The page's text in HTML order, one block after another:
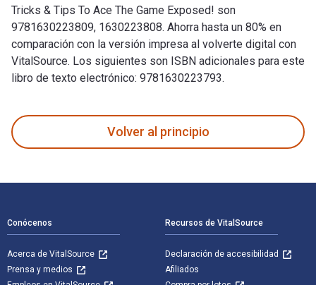
Tricks & Tips To Ace The Game Exposed! son
9781630223809, 1630223808. Ahorra hasta un 80% en
comparación con la versión impresa al volverte digital con
VitalSource. Los siguientes son ISBN adicionales para este
libro de texto electrónico: 9781630223793.
Volver al principio
Conócenos
Acerca de VitalSource
Prensa y medios
Recursos de VitalSource
Declaración de accesibilidad
Afiliados